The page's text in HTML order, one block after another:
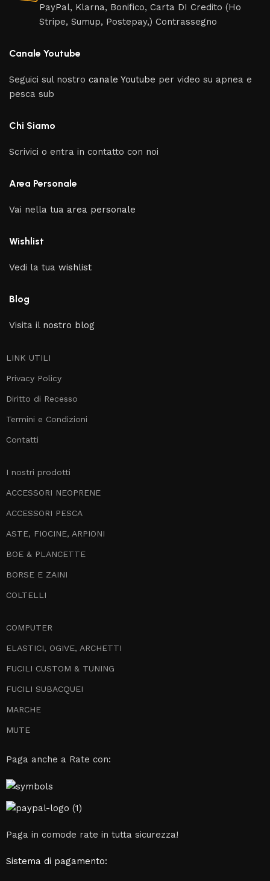
PayPal, Klarna, Bonifico, Carta DI Credito (Ho
Stripe, Sumup, Postepay,) Contrassegno
Canale Youtube
Seguici sul nostrocanale Youtube per video su apnea e
pesca sub
Chi Siamo
Scrivici o entra in contatto con noi
Area Personale
Vai nella tua area personale
Wishlist
Vedi la tuawishlist
Blog
Visita il nostro blog
LINK UTILI
Privacy Policy
Diritto di Recesso
Termini e Condizioni
Contatti
I nostri prodotti
ACCESSORI NEOPRENE
ACCESSORI PESCA
ASTE, FIOCINE, ARPIONI
BOE & PLANCETTE
BORSE E ZAINI
COLTELLI
COMPUTER
ELASTICI, OGIVE, ARCHETTI
FUCILI CUSTOM & TUNING
FUCILI SUBACQUEI
MARCHE
MUTE
Paga anche a Rate con:
Paga in comode rate in tutta sicurezza!
Sistema di pagamento: